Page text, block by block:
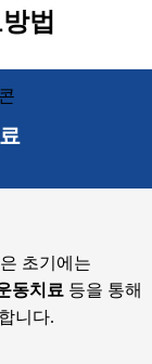
법
초기에는
동치료 등을 통해
니다.